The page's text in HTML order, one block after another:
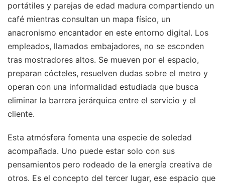
portátiles y parejas de edad madura compartiendo un
café mientras consultan un mapa físico, un
anacronismo encantador en este entorno digital. Los
empleados, llamados embajadores, no se esconden
tras mostradores altos. Se mueven por el espacio,
preparan cócteles, resuelven dudas sobre el metro y
operan con una informalidad estudiada que busca
eliminar la barrera jerárquica entre el servicio y el
cliente.
Esta atmósfera fomenta una especie de soledad
acompañada. Uno puede estar solo con sus
pensamientos pero rodeado de la energía creativa de
otros. Es el concepto del tercer lugar, ese espacio que